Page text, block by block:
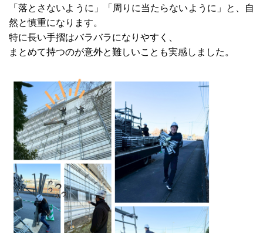
「落とさないように」「周りに当たらないように」と、自
然と慎重になります。
特に長い手摺はバラバラになりやすく、
まとめて持つのが意外と難しいことも実感しました。